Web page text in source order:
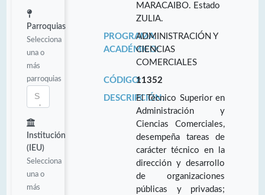
Parroquias
Selecciona
una o
más
parroquias
Institución
(IEU)
Selecciona
una o
más
MARACAIBO. Estado
ZULIA.
PROGRAMA
ACADÉMICO:
ADMINISTRACIÓN Y
CIENCIAS
COMERCIALES
CÓDIGO:11352
DESCRIPCIÓN:El Técnico Superior en
Administración y
Ciencias Comerciales,
desempeña tareas de
carácter técnico en la
dirección y desarrollo
de organizaciones
públicas y privadas;